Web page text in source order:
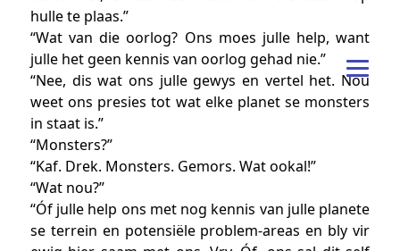
hulle te plaas.”
“Wat van die oorlog? Ons moes julle help, want
julle het geen kennis van oorlog gehad nie.”
“Nee, dis wat ons julle gewys en vertel het. Nou
weet ons presies tot wat elke planet se monsters
in staat is.”
“Monsters?”
“Kaf. Drek. Monsters. Gemors. Wat ookal!”
“Wat nou?”
“Óf julle help ons met nog kennis van julle planete
se terrein en potensiële problem-areas en bly vir